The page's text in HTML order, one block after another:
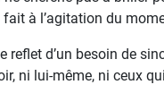
à l’agitation du
reflet d’un besoin de
ni lui-même, ni ceux